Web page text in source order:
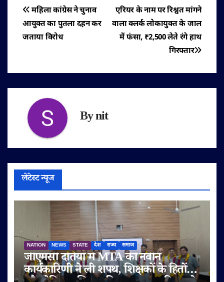
पोस्ट
नेविगेशन
एरियर के नाम पर रिश्वत मांगने
वाला क्लर्क लोकायुक्त के जाल
में फंसा, ₹2,500 लेते रंगे हाथ
गिरफ्तार
महिला कांग्रेस ने चुनाव
आयुक्त का पुतला दहन कर
जताया विरोध
Bynit
लेटेस्ट न्यूज
NATION NEWS STATE देश राज्य समाज
जीएमसी दतिया में MTA की नवीन
कार्यकारिणी ने ली शपथ, शिक्षकों के हितों